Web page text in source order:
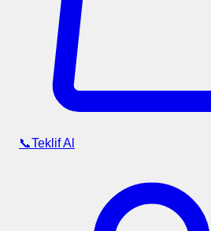
📞Teklif Al